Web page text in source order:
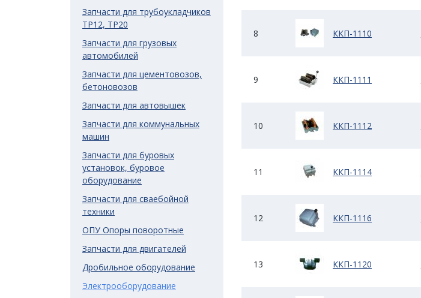
Запчасти для трубоукладчиков
ТР12, ТР20
Запчасти для грузовых
автомобилей
Запчасти для цементовозов,
бетоновозов
Запчасти для автовышек
Запчасти для коммунальных
машин
Запчасти для буровых
установок, буровое
оборудование
Запчасти для сваебойной
техники
ОПУ Опоры поворотные
Запчасти для двигателей
Дробильное оборудование
Электрооборудование
8 ККП-1110
9 ККП-1111
10 ККП-1112
11 ККП-1114
12 ККП-1116
13 ККП-1120